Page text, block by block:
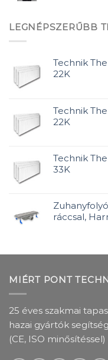
LEGNÉPSZERŰBB
Technik
22K
Technik
22K
Technik
33K
ráccsal,
MIÉRT PONT
25 éves szakmai
hazai gyártók
(CE, ISO